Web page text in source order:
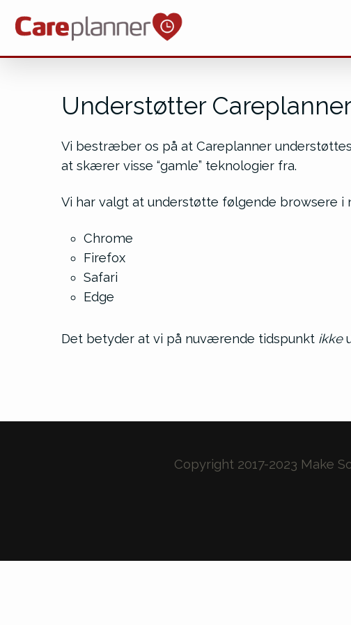
Understøtter
Vi bestræber os på at Careplanner
at skærer visse “gamle” teknologier fra.
Vi har valgt at understøtte følgende browsere i
Chrome
Firefox
Safari
Edge
Det betyder at vi på nuværende tidspunkt ikke
Copyright 2017-2023 Make